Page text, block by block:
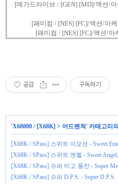
[메가드라이브 / [GEN] [MD]/액션/
[패미컴 / [NES] [FC]/액션/아
[패미컴 / [NES] [FC]/액션/아
공감 구독하기
'X68000 / [X68K] > 어드벤쳐 ' 카테고리
[X68K / SPass] 스위트 이모션 - Sweet
[X68K / SPass] 스위트 엔젤 - Sweet
[X68K / SPass] 슈퍼 미고 퐁잔 - Super
[X68K / SPass] 슈퍼 D.P.S. - Super D.P.S.